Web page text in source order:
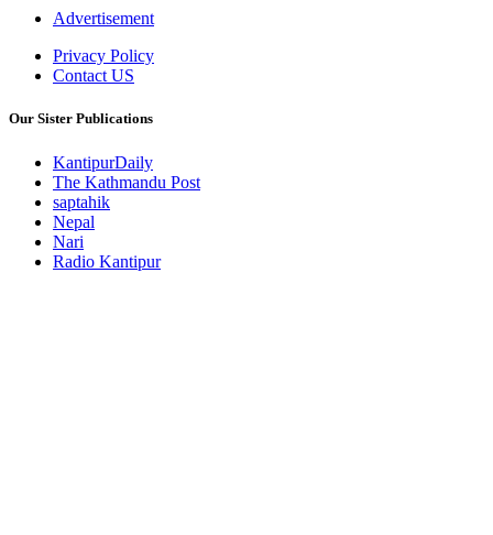
Advertisement
Privacy Policy
Contact US
Our Sister Publications
KantipurDaily
The Kathmandu Post
saptahik
Nepal
Nari
Radio Kantipur